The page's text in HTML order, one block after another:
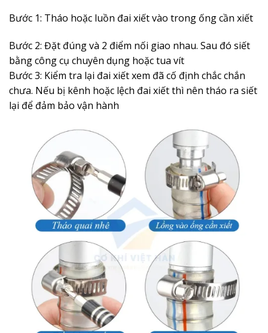
Bước 1: Tháo hoặc luồn đai xiết vào trong ống cần xiết
Bước 2: Đặt đúng và 2 điểm nối giao nhau. Sau đó siết
bằng công cụ chuyên dụng hoặc tua vít
Bước 3: Kiểm tra lại đai xiết xem đã cố định chắc chắn
chưa. Nếu bị kênh hoặc lệch đai xiết thì nên tháo ra siết
lại để đảm bảo vận hành